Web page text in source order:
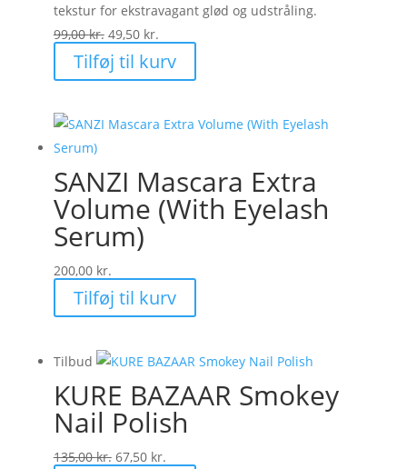
tekstur for ekstravagant glød og udstråling.
99,00kr. Den
oprindelige
pris
99,00 kr..
49,50 kr.
aktuelle
pris
49,50 kr..
Tilføj til kurv
SANZI Mascara Extra
Volume (With Eyelash
Serum)
200,00 kr.
Tilføj til kurv
Tilbud
KURE BAZAAR Smokey
Nail Polish
135,00kr. Den
67,50 kr.Den